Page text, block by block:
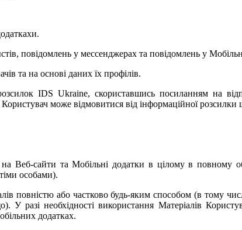
повідомлень у мессенджерах та повідомлень у
та на основі даних їх профілів.
IDS Ukraine, скориставшись посиланням на
може відмовитися від інформаційної
на Веб-сайти та Мобільні додатки в цілому в повному
особами).
повністю або частково будь-яким способом (в тому
разі необхідності використання Матеріалів
додатках.